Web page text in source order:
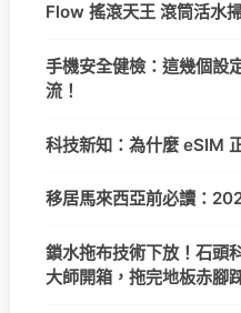
Flow 搖滾天王 滾筒活水
手機安全健檢：這幾個設
流！
科技新知：為什麼 eSIM
移居馬來西亞前必讀：
鎖水拖布技術下放！石頭
大師開箱，拖完地板赤腳